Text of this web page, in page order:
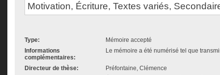
Motivation, Écriture, Textes variés,
Type:
Mémoire accepté
Informations
complémentaires:
Le mémoire a été numérisé tel que
Directeur de thèse: Préfontaine, Clémence